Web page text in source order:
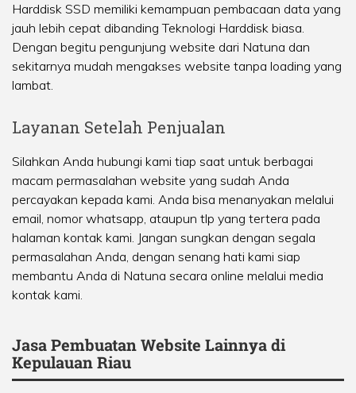
Harddisk SSD memiliki kemampuan pembacaan data yang
jauh lebih cepat dibanding Teknologi Harddisk biasa.
Dengan begitu pengunjung website dari Natuna dan
sekitarnya mudah mengakses website tanpa loading yang
lambat.
Layanan Setelah Penjualan
Silahkan Anda hubungi kami tiap saat untuk berbagai
macam permasalahan website yang sudah Anda
percayakan kepada kami. Anda bisa menanyakan melalui
email, nomor whatsapp, ataupun tlp yang tertera pada
halaman kontak kami. Jangan sungkan dengan segala
permasalahan Anda, dengan senang hati kami siap
membantu Anda di Natuna secara online melalui media
kontak kami.
Jasa Pembuatan Website Lainnya di
Kepulauan Riau